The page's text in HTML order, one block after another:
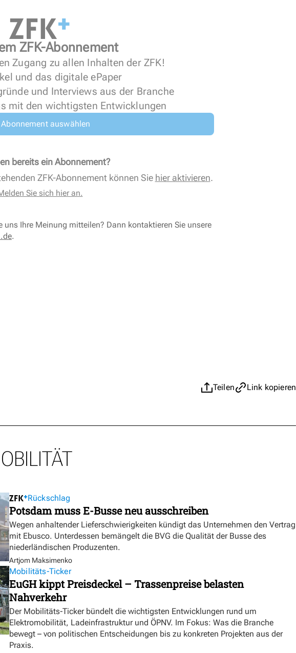
ZFK-Abonnement
Zugang zu allen Inhalten der ZFK!
und das digitale ePaper
und Interviews aus der Branche
mit den wichtigsten Entwicklungen
Abonnement auswählen
bereits ein Abonnement?
ZFK-Abonnement können Sie hier aktivieren.
Sie sich hier an.
uns Ihre Meinung mitteilen? Dann kontaktieren Sie unsere
.
Teilen Link kopieren
Rückschlag
Potsdam muss E-Busse neu ausschreiben
Wegen anhaltender Lieferschwierigkeiten kündigt das Unternehmen den Vertrag
mit Ebusco. Unterdessen bemängelt die BVG die Qualität der Busse des
niederländischen Produzenten.
Artjom Maksimenko
Mobilitäts-Ticker
EuGH kippt Preisdeckel – Trassenpreise belasten
Nahverkehr
Der Mobilitäts-Ticker bündelt die wichtigsten Entwicklungen rund um
Elektromobilität, Ladeinfrastruktur und ÖPNV. Im Fokus: Was die Branche
bewegt – von politischen Entscheidungen bis zu konkreten Projekten aus der
Praxis.